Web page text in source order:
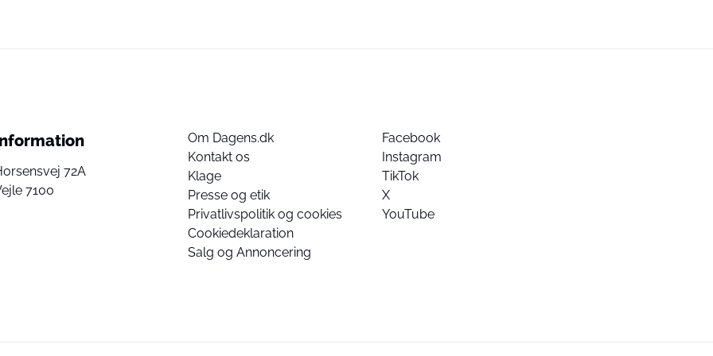
72A
7100
Om Dagens.dk
Kontakt os
Klage
Presse og etik
Privatlivspolitik og cookies
Cookiedeklaration
Salg og Annoncering
Facebook
Instagram
TikTok
X
YouTube